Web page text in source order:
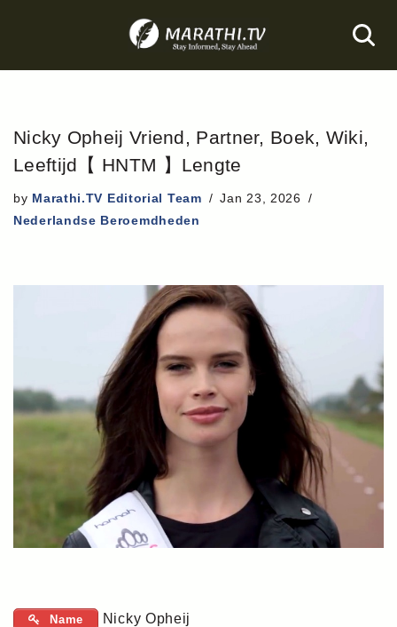
to
Nicky Opheij Vriend, Partner, Boek, Wiki,
Leeftijd【 HNTM 】Lengte
by Marathi.TV Editorial Team
Jan 23, 2026
Nederlandse Beroemdheden
Name Nicky Opheij